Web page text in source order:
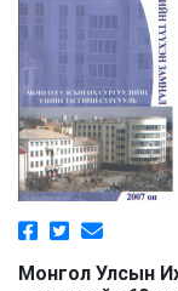
Монгол Улсын